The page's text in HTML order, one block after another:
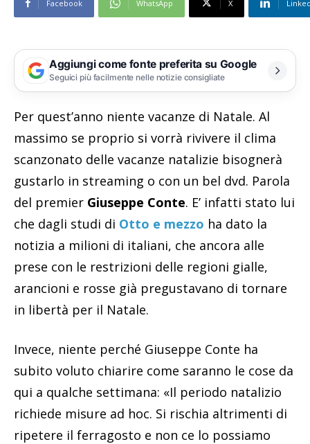
Facebook WhatsApp X
Aggiungi come fonte preferita su Google
Seguici più facilmente nelle notizie consigliate
Per quest’anno niente vacanze di Natale. Al
massimo se proprio si vorrà rivivere il clima
scanzonato delle vacanze natalizie bisognerà
gustarlo in streaming o con un bel dvd. Parola
del premier Giuseppe Conte. E’ infatti stato lui
che dagli studi di Otto e mezzo ha dato la
notizia a milioni di italiani, che ancora alle
prese con le restrizioni delle regioni gialle,
arancioni e rosse già pregustavano di tornare
in libertà per il Natale.
Invece, niente perché Giuseppe Conte ha
subito voluto chiarire come saranno le cose da
qui a qualche settimana: «Il periodo natalizio
richiede misure ad hoc. Si rischia altrimenti di
ripetere il ferragosto e non ce lo possiamo